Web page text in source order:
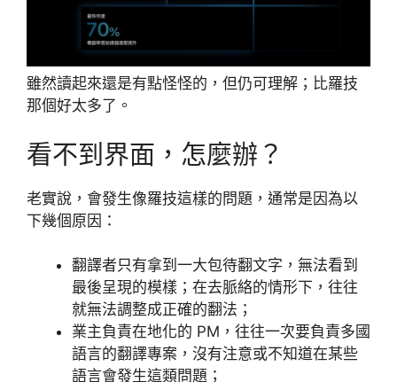
雖然讀起來還是有點怪怪的，但仍可理解；比羅技
那個好太多了。
看不到界面，怎麼辦？
老實說，會發生像羅技這樣的問題，通常是因為以
下幾個原因：
翻譯者只有拿到一大包待翻文字，無法看到
最後呈現的模樣；在去脈絡的情形下，往往
就無法調整成正確的翻法；
業主負責在地化的 PM，往往一次要負責多國
語言的翻譯專案，沒有注意或不知道在某些
語言會發生這類問題；